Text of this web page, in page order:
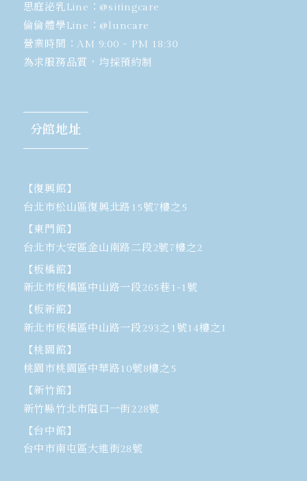
思庭泌乳Line： @sitingcare
倫倫體學Line： @luncare
營業時間：AM 9:00 ~ PM 18:30
為求服務品質，均採預約制
分館地址
【復興館】
台北市松山區復興北路15號7樓之5
【東門館】
台北市大安區金山南路二段2號7樓之2
【板橋館】
新北市板橋區中山路一段265巷1-1號
【板新館】
新北市板橋區中山路一段293之1號14樓之1
【桃園館】
桃園市桃園區中華路10號8樓之5
【新竹館】
新竹縣竹北市隘口一街228號
【台中館】
台中市南屯區大進街28號